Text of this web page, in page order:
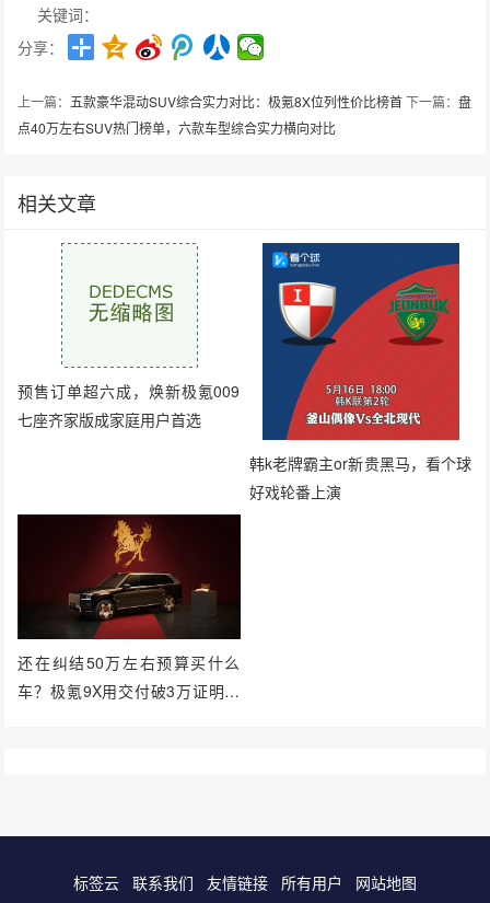
关键词：
分享：
上一篇： 五款豪华混动SUV综合实力对比：极氪8X位列性价比榜首下一篇：盘
点40万左右SUV热门榜单，六款车型综合实力横向对比
相关文章
预售订单超六成，焕新极氪009
七座齐家版成家庭用户首选
韩k老牌霸主or新贵黑马，看个球
好戏轮番上演
还在纠结50万左右预算买什么
车？极氪9X用交付破3万证明实
标签云 联系我们 友情链接 所有用户 网站地图